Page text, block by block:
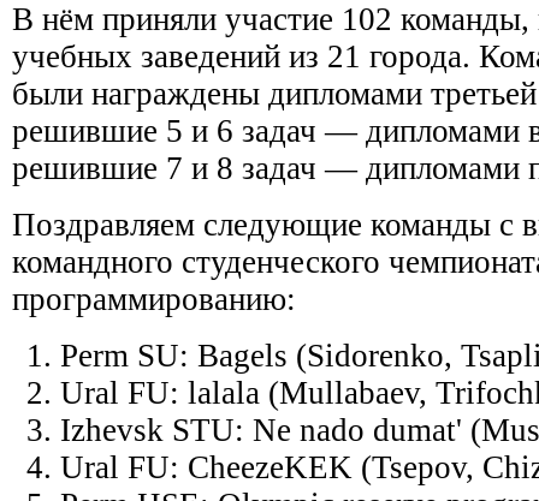
В нём приняли участие 102
учебных заведений из 21 города.
были награждены дипломами
решившие 5 и 6 задач — дипломами
решившие 7 и 8 задач — дипломами
Поздравляем следующие команды с
командного студенческого
программированию:
Perm SU: Bagels (Sidorenko,
Ural FU: lalala (Mullabaev,
Izhevsk STU: Ne nado dumat'
Ural FU: CheezeKEK (Tsepov,